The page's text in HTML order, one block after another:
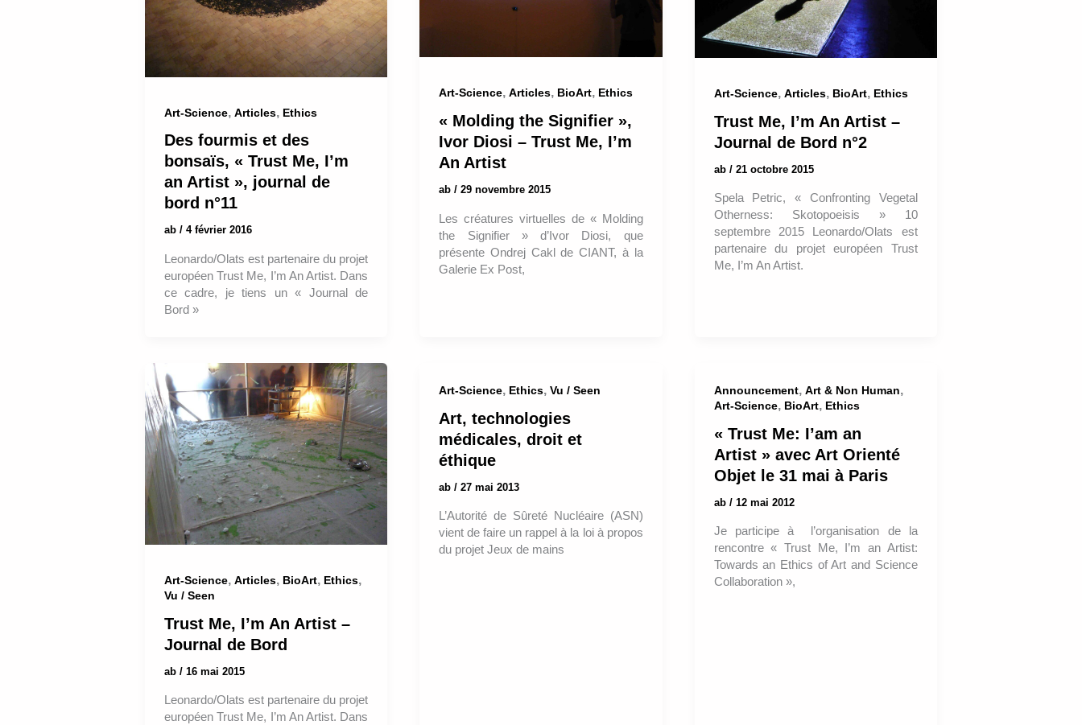
Art-Science, Articles, Ethics
Des fourmis et des
bonsaïs, « Trust Me, I’m
an Artist », journal de
bord n°11
ab / 4 février 2016
Leonardo/Olats est partenaire du projet
européen Trust Me, I’m An Artist. Dans
ce cadre, je tiens un « Journal de
Bord »
Art-Science,Articles, BioArt, Ethics
« Molding the Signifier »,
Ivor Diosi – Trust Me, I’m
An Artist
ab/29 novembre 2015
Les créatures virtuelles de « Molding
the Signifier » d’Ivor Diosi, que
présente Ondrej Cakl de CIANT, à la
Galerie Ex Post,
Art-Science, Articles, BioArt, Ethics
Trust Me, I’m An Artist –
Journal de Bord n°2
ab / 21 octobre 2015
Spela Petric, « Confronting Vegetal
Otherness: Skotopoeisis » 10
septembre 2015 Leonardo/Olats est
partenaire du projet européen Trust
Me, I’m An Artist.
Art-Science, Articles, BioArt, Ethics,
Vu / Seen
Trust Me, I’m An Artist –
Journal de Bord
ab / 16 mai 2015
Leonardo/Olats est partenaire du projet
européen Trust Me, I’m An Artist. Dans
Art-Science, Ethics,Vu / Seen
Art, technologies
médicales, droit et
éthique
ab/27 mai 2013
L’Autorité de Sûreté Nucléaire (ASN)
vient de faire un rappel à la loi à propos
du projet Jeux de mains
Announcement, Art & Non Human,
Art-Science, BioArt, Ethics
« Trust Me: I’am an
Artist » avec Art Orienté
Objet le 31 mai à Paris
ab / 12 mai 2012
Je participe à l’organisation de la
rencontre « Trust Me, I’m an Artist:
Towards an Ethics of Art and Science
Collaboration »,